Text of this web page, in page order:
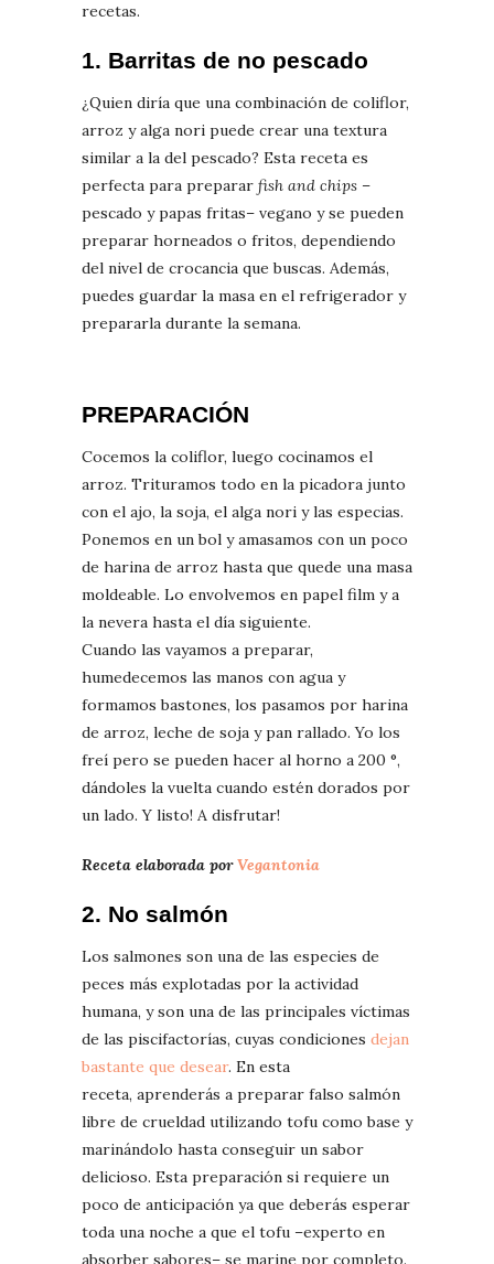
recetas.
1. Barritas de no pescado
¿Quien diría que una combinación de coliflor,
arroz y alga nori puede crear una textura
similar a la del pescado? Esta receta es
perfecta para preparar fish and chips –
pescado y papas fritas– vegano y se pueden
preparar horneados o fritos, dependiendo
del nivel de crocancia que buscas. Además,
puedes guardar la masa en el refrigerador y
prepararla durante la semana.
PREPARACIÓN
Cocemos la coliflor, luego cocinamos el
arroz. Trituramos todo en la picadora junto
con el ajo, la soja, el alga nori y las especias.
Ponemos en un bol y amasamos con un poco
de harina de arroz hasta que quede una masa
moldeable. Lo envolvemos en papel film y a
la nevera hasta el día siguiente.
Cuando las vayamos a preparar,
humedecemos las manos con agua y
formamos bastones, los pasamos por harina
de arroz, leche de soja y pan rallado. Yo los
freí pero se pueden hacer al horno a 200 °,
dándoles la vuelta cuando estén dorados por
un lado. Y listo! A disfrutar!
Receta elaborada porVegantonia
2. No salmón
Los salmones son una de las especies de
peces más explotadas por la actividad
humana, y son una de las principales víctimas
de las piscifactorías, cuyas condiciones dejan
bastante que desear. En esta
receta, aprenderás a preparar falso salmón
libre de crueldad utilizando tofu como base y
marinándolo hasta conseguir un sabor
delicioso. Esta preparación si requiere un
poco de anticipación ya que deberás esperar
toda una noche a que el tofu –experto en
absorber sabores– se marine por completo.